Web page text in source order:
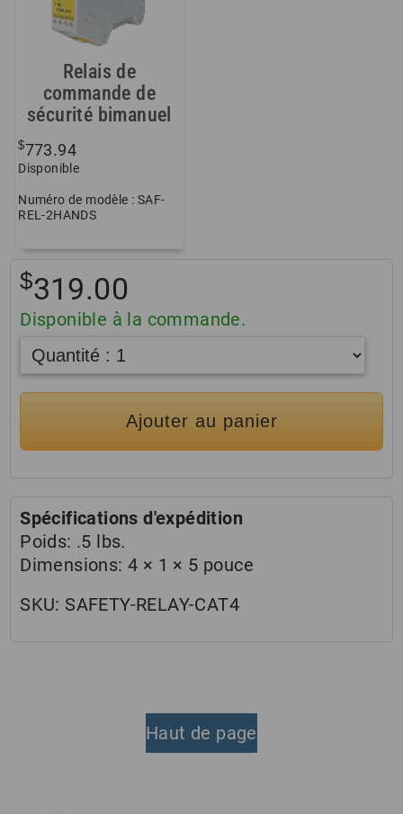
Relais de
commande de
sécurité bimanuel
$773.94
Disponible
Numéro de modèle : SAF-
REL-2HANDS
$319.00
Disponible à la commande.
Ajouter au panier
Spécifications d'expédition
Poids: .5 lbs.
Dimensions:4 × 1 × 5 pouce
SKU: SAFETY-RELAY-CAT4
Haut de page